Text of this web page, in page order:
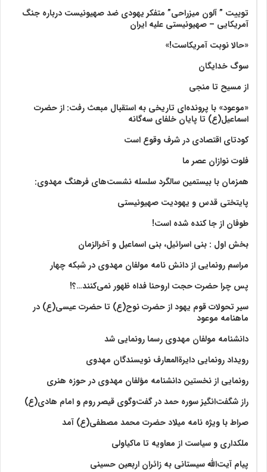
توییت ” آلون میزراحی” متفکر یهودی ضد صهیونیست درباره جنگ
آمریکایی – صهیونیستی علیه ایران
«حالا نوبت آمریکاست!»
سوگ خدایگان
از مسیح تا منجی
«موعود» با پرونده‌ای تاریخی به استقبال مبعث رفت: از حضرت
اسماعیل(ع) تا پایان خلفای سه‌گانه
کودتای اقتصادی در شرف وقوع است
فلوت نوازان عصر ما
همزمان با بیستمین سالگرد سلسله نشست‌های فرهنگ مهدوی:‌
پایتختی قدس و یهودیت صهیونیستی
طوفان از جا کنده شده است!
بخش اول : بنی اسرائیل، بنی اسماعیل و آخرالزمان
مراسم رونمایی از دانش نامه مولفان مهدوی در شبکه چهار
پس چرا حضرت حجت اروحنا فداه ظهور نمی‌کنند…؟!
سیر تحولات قوم یهود از حضرت نوح(ع) تا حضرت عیسی(ع) در
ماهنامه موعود
دانشنامه مولفان مهدوی رسما رونمایی شد
رویداد رونمایی دایرةالمعارف نویسندگان مهدوی
رونمایی از نخستین دانشنامه مؤلفان مهدوی در حوزه هنری
راز شگفت‌انگیز سوره حمد در گفت‌وگوی قیصر روم و امام هادی(ع)
صراط با ویژه نامه میلاد حضرت محمد مصطفی(ع) آمد
ملکداری و سیاست از معاویه تا ماکیاولی
پیام آیت‌الله سیستانی به زائران اربعین حسینی